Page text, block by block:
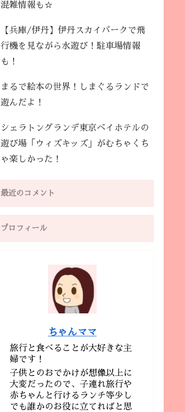
混雑情報も☆
【兵庫/伊丹】伊丹スカイパークで飛
行機を見ながら水遊び！駐車場情報
も！
まるで絵本の世界！しまぐるランドで
遊んだよ！
シェラトングランデ東京ベイホテルの
遊び場「ウィズキッズ」がむちゃくち
ゃ楽しかった！
最近のコメント
プロフィール
ちゃんママ
旅行と食べることが大好きな主
婦です！
子供とのおでかけが想像以上に
大変だったので、子連れ旅行や
赤ちゃんと行けるランチ等少し
でも誰かのお役に立てればと思